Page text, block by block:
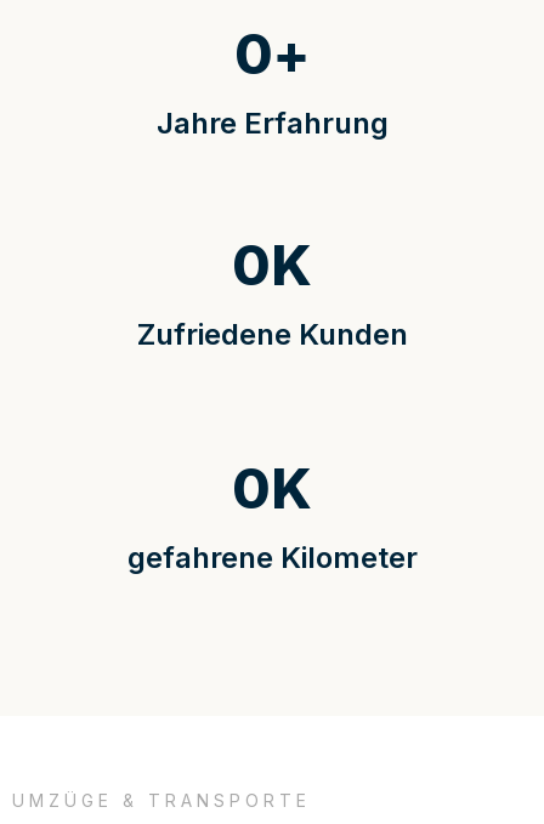
Jahre Erfahrung
0+
Zufriedene Kunden
0K
gefahrene Kilometer
0K
UMZÜGE & TRANSPORTE